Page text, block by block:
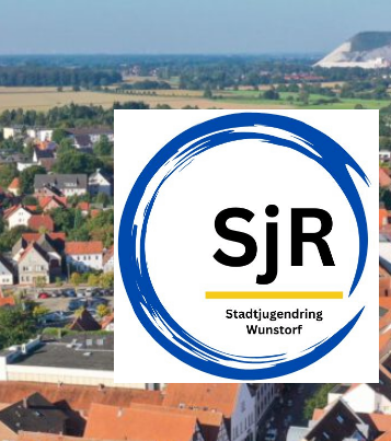
SJR
Wunstorf